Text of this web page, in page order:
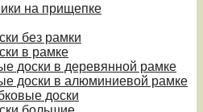
на прищепке
без рамки
в рамке
доски в деревянной рамке
доски в алюминиевой рамке
доски